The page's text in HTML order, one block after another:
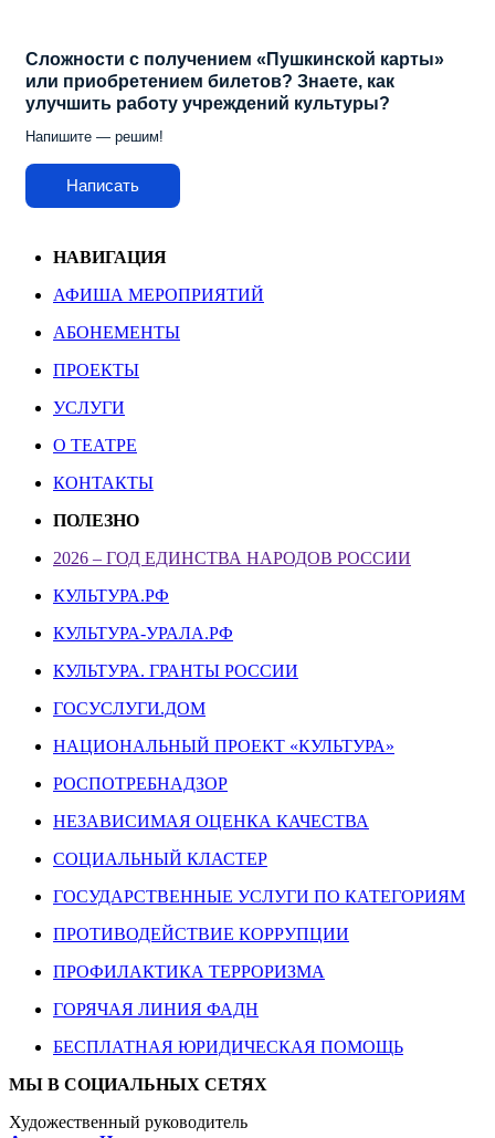
Сложности с получением «Пушкинской карты»
или приобретением билетов? Знаете, как
улучшить работу учреждений культуры?
Напишите — решим!
Написать
НАВИГАЦИЯ
АФИША МЕРОПРИЯТИЙ
АБОНЕМЕНТЫ
ПРОЕКТЫ
УСЛУГИ
О ТЕАТРЕ
КОНТАКТЫ
ПОЛЕЗНО
2026 – ГОД ЕДИНСТВА НАРОДОВ РОССИИ
КУЛЬТУРА.РФ
КУЛЬТУРА-УРАЛА.РФ
КУЛЬТУРА. ГРАНТЫ РОССИИ
ГОСУСЛУГИ.ДОМ
НАЦИОНАЛЬНЫЙ ПРОЕКТ «КУЛЬТУРА»
РОСПОТРЕБНАДЗОР
НЕЗАВИСИМАЯ ОЦЕНКА КАЧЕСТВА
СОЦИАЛЬНЫЙ КЛАСТЕР
ГОСУДАРСТВЕННЫЕ УСЛУГИ ПО КАТЕГОРИЯМ
ПРОТИВОДЕЙСТВИЕ КОРРУПЦИИ
ПРОФИЛАКТИКА ТЕРРОРИЗМА
ГОРЯЧАЯ ЛИНИЯ ФАДН
БЕСПЛАТНАЯ ЮРИДИЧЕСКАЯ ПОМОЩЬ
МЫ В СОЦИАЛЬНЫХ СЕТЯХ
Художественный руководитель